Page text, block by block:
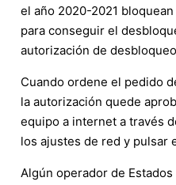
el año 2020-2021
para conseguir el
autorización de
Cuando ordene el pedido
la autorización quede
equipo a internet a través
los ajustes de red y pulsar
Algún operador de